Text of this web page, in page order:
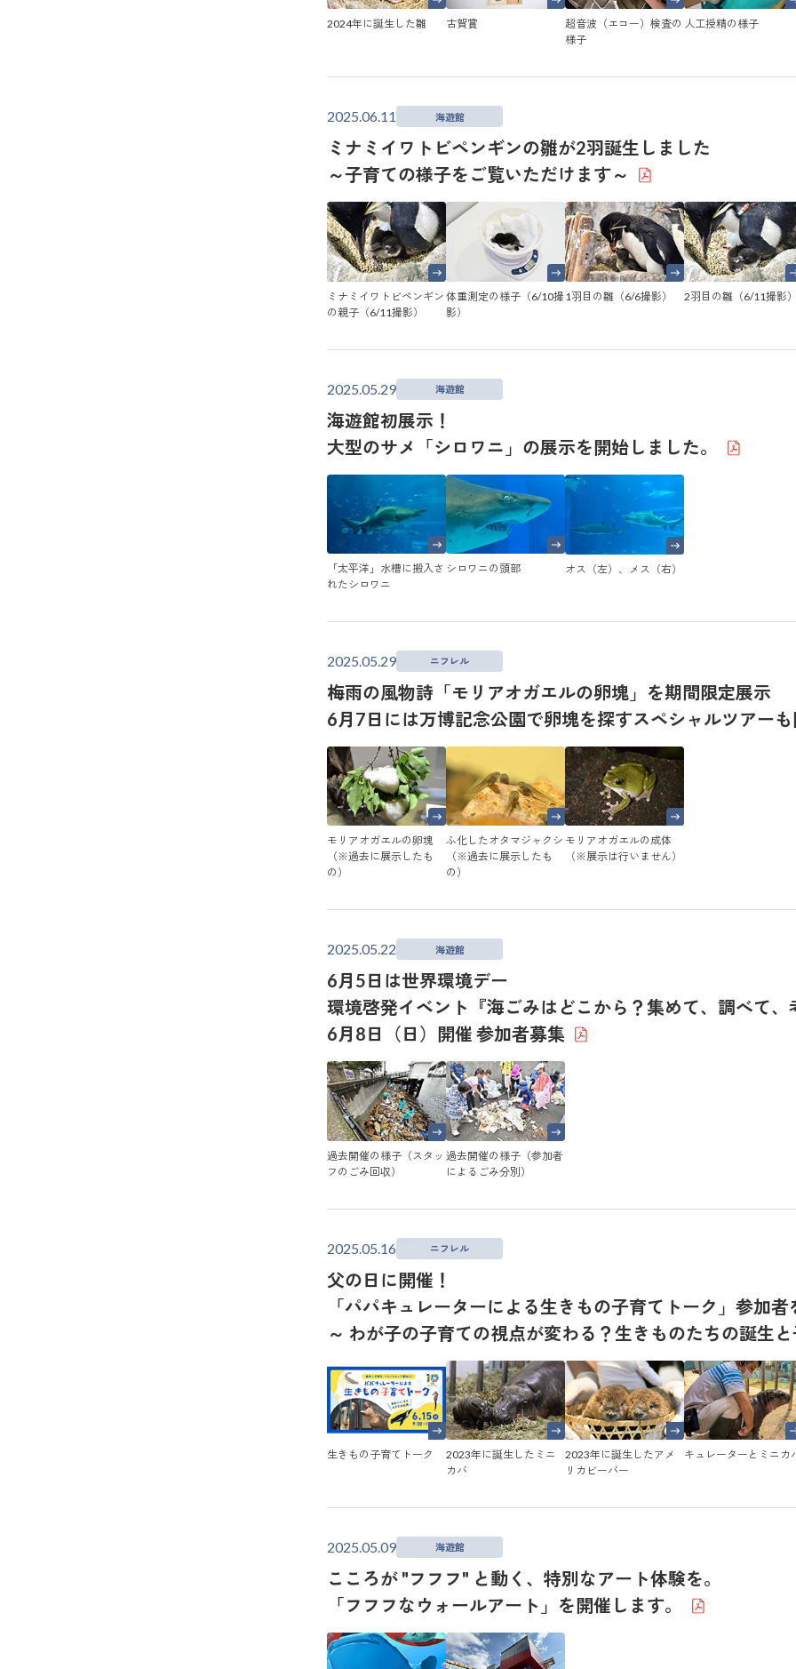
2024年に誕生した雛 古賀賞
超音波（エコー）検査の
様子
人工授精の様子
2025.06.11 海遊館
ミナミイワトビペンギンの雛が2羽誕生しました
～子育ての様子をご覧いただけます～
ミナミイワトビペンギン
の親子（6/11撮影）
体重測定の様子（6/10撮
影）
1羽目の雛（6/6撮影） 2羽目の雛（6/11撮影
2025.05.29 海遊館
海遊館初展示！
大型のサメ「シロワニ」の展示を開始しました。
「太平洋」水槽に搬入さ
れたシロワニ
シロワニの頭部 オス（左）、メス（右）
2025.05.29 ニフレル
梅雨の風物詩「モリアオガエルの卵塊」を期間限定展示
6月7日には万博記念公園で卵塊を探すスペシャルツアー
モリアオガエルの卵塊
（※過去に展示したも
の）
ふ化したオタマジャクシ
（※過去に展示したも
の）
モリアオガエルの成体
（※展示は行いません）
2025.05.22 海遊館
6月5日は世界環境デー
環境啓発イベント『海ごみはどこから？集めて、調べて、
6月8日（日）開催 参加者募集
過去開催の様子（スタッ
フのごみ回収）
過去開催の様子（参加者
によるごみ分別）
2025.05.16 ニフレル
父の日に開催！
「パパキュレーターによる生きもの子育てトーク」参加
～ わが子の子育ての視点が変わる？生きものたちの誕生
生きもの子育てトーク
2023年に誕生したミニ
カバ
2023年に誕生したアメ
リカビーバー
キュレーターとミニカ
2025.05.09 海遊館
こころが "フフフ" と動く、特別なアート体験を。
「フフフなウォールアート」を開催します。